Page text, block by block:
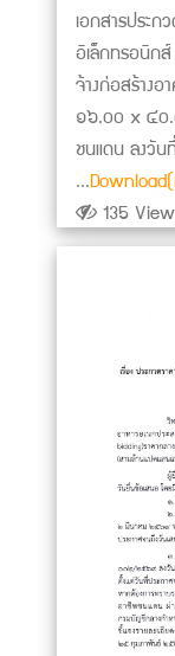
เอกสารประก
อิเล็กทรอนิ
จ้างก่อสร้างอ
๑๖.๐๐ x ๔๐.
ชนแดน ลงวั
...
135